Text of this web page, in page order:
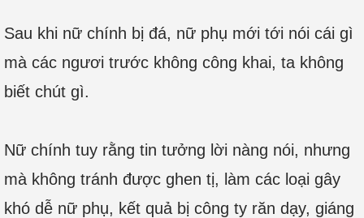
Sau khi nữ chính bị đá, nữ phụ mới tới nói cái gì
mà các ngươi trước không công khai, ta không
biết chút gì.
Nữ chính tuy rằng tin tưởng lời nàng nói, nhưng
mà không tránh được ghen tị, làm các loại gây
khó dễ nữ phụ, kết quả bị công ty răn dạy, giáng